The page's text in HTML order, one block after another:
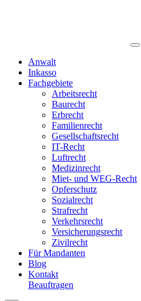
Anwalt
Inkasso
Fachgebiete
Arbeitsrecht
Baurecht
Erbrecht
Familienrecht
Gesellschaftsrecht
IT-Recht
Luftrecht
Medizinrecht
Miet- und WEG-Recht
Opferschutz
Sozialrecht
Strafrecht
Verkehrsrecht
Versicherungsrecht
Zivilrecht
Für Mandanten
Blog
Kontakt
Beauftragen